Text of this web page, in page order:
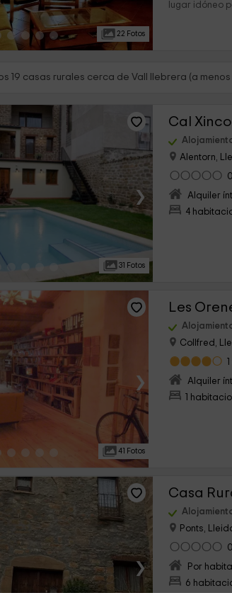
22 Fotos
lugar idóneo
19 casas rurales cerca de Vall llebrera (a
›
31 Fotos
Cal Xinco
Alentorn,
Alquiler
4
›
41 Fotos
Les
Collfred,
Alquiler
1
›
Casa
Ponts,
Por
6